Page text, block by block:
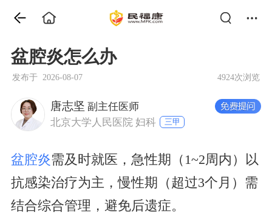
盆腔炎怎么办
发布于 2026-08-07 4924次浏览
唐志坚 副主任医师
北京大学人民医院 妇科
三甲
盆腔炎需及时就医，急性期（1~2周内）以
抗感染治疗为主，慢性期（超过3个月）需
结合综合管理，避免后遗症。